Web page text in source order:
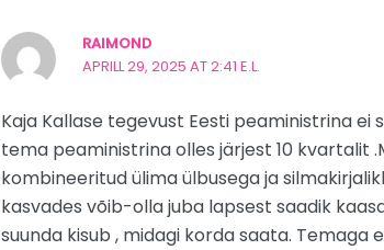
RAIMOND
APRILL 29, 2025 AT 2:41 E.L.
Kaja Kallase tegevust Eesti peaministrina
tema peaministrina olles järjest 10 kvartalit
kombineeritud ülima ülbusega ja
kasvades võib-olla juba lapsest saadik
suunda kisub , midagi korda saata. Temaga